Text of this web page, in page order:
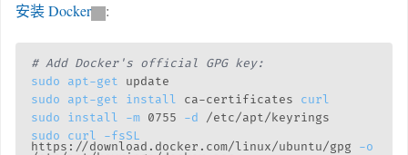
安装 Docker
:
# Add Docker's official GPG key:
sudo
apt-get
sudo
apt-get install ca-certificates curl
sudo
install -m 0755 -d
sudo
curl -fsSL
https://download.docker.com/linux/ubuntu/gpg -o